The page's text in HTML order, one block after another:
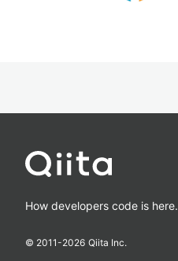
How developers code is here.
© 2011-2026 Qiita Inc.